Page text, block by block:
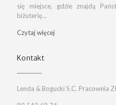
się miejsce, gdzie znajdą
biżuterię...
Czytaj więcej
Kontakt
Lenda & Bogucki S.C. Pracownia